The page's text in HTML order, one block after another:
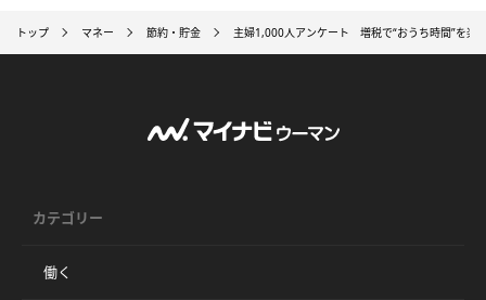
トップ マネー 節約・貯金 主婦1,000人アンケート 増税で“おうち時間”を楽
カテゴリー
働く